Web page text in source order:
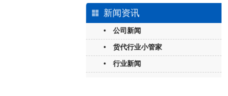
新闻资讯
• 公司新闻
• 货代行业小管家
• 行业新闻